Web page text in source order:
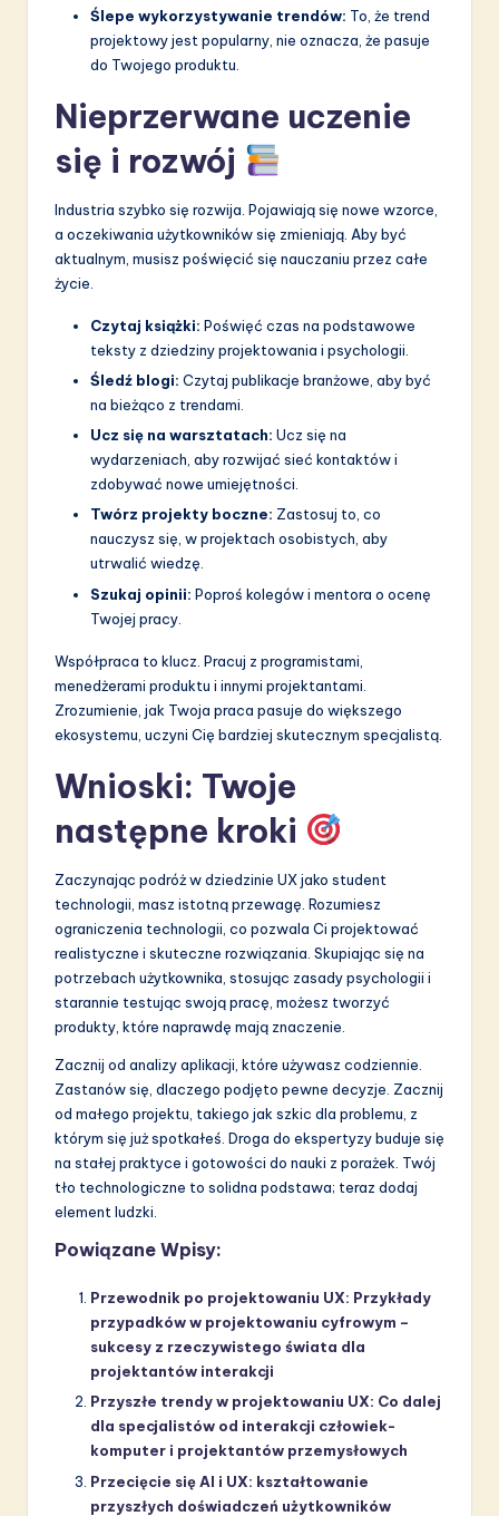
Ślepe wykorzystywanie trendów: To, że trend
projektowy jest popularny, nie oznacza, że pasuje
do Twojego produktu.
Nieprzerwane uczenie
się i rozwój
Industria szybko się rozwija. Pojawiają się nowe wzorce,
a oczekiwania użytkowników się zmieniają. Aby być
aktualnym, musisz poświęcić się nauczaniu przez całe
życie.
Czytaj książki: Poświęć czas na podstawowe
teksty z dziedziny projektowania i psychologii.
Śledź blogi: Czytaj publikacje branżowe, aby być
na bieżąco z trendami.
Ucz się na warsztatach: Ucz się na
wydarzeniach, aby rozwijać sieć kontaktów i
zdobywać nowe umiejętności.
Twórz projekty boczne: Zastosuj to, co
nauczysz się, w projektach osobistych, aby
utrwalić wiedzę.
Szukaj opinii: Poproś kolegów i mentora o ocenę
Twojej pracy.
Współpraca to klucz. Pracuj z programistami,
menedżerami produktu i innymi projektantami.
Zrozumienie, jak Twoja praca pasuje do większego
ekosystemu, uczyni Cię bardziej skutecznym specjalistą.
Wnioski: Twoje
następne kroki
Zaczynając podróż w dziedzinie UX jako student
technologii, masz istotną przewagę. Rozumiesz
ograniczenia technologii, co pozwala Ci projektować
realistyczne i skuteczne rozwiązania. Skupiając się na
potrzebach użytkownika, stosując zasady psychologii i
starannie testując swoją pracę, możesz tworzyć
produkty, które naprawdę mają znaczenie.
Zacznij od analizy aplikacji, które używasz codziennie.
Zastanów się, dlaczego podjęto pewne decyzje. Zacznij
od małego projektu, takiego jak szkic dla problemu, z
którym się już spotkałeś. Droga do ekspertyzy buduje się
na stałej praktyce i gotowości do nauki z porażek. Twój
tło technologiczne to solidna podstawa; teraz dodaj
element ludzki.
Powiązane Wpisy:
Przewodnik po projektowaniu UX: Przykłady
przypadków w projektowaniu cyfrowym –
sukcesy z rzeczywistego świata dla
projektantów interakcji
Przyszłe trendy w projektowaniu UX: Co dalej
dla specjalistów od interakcji człowiek-
komputer i projektantów przemysłowych
Przecięcie się AI i UX: kształtowanie
przyszłych doświadczeń użytkowników